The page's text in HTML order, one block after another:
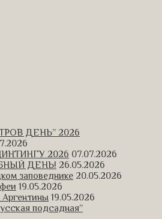
ДЕНЬ” 2026
2026 07.07.2026
ДЕНЬ! 26.05.2026
заповеднике 20.05.2026
19.05.2026
19.05.2026
подсадная”